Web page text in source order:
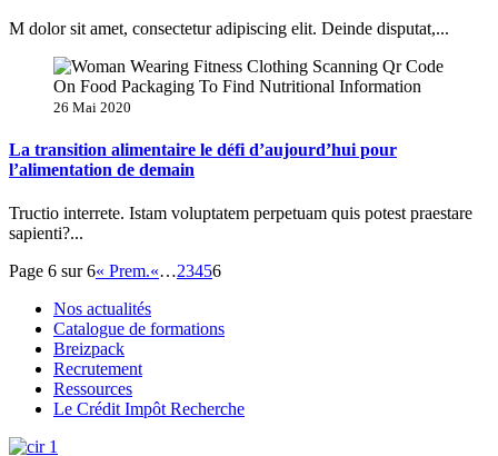
M dolor sit amet, consectetur adipiscing elit. Deinde disputat,...
26 Mai 2020
La transition alimentaire le défi d’aujourd’hui pour
l’alimentation de demain
Tructio interrete. Istam voluptatem perpetuam quis potest praestare
sapienti?...
Page 6 sur 6« Prem.«…23456
Nos actualités
Catalogue de formations
Breizpack
Recrutement
Ressources
Le Crédit Impôt Recherche